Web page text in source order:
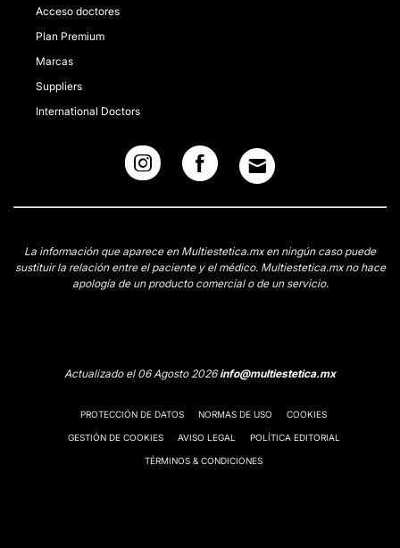
Acceso doctores
Plan Premium
Marcas
Suppliers
International Doctors
La información que aparece en Multiestetica.mx en ningún caso puede
sustituir la relación entre el paciente y el médico. Multiestetica.mx no hace
apología de un producto comercial o de un servicio.
Actualizado el 06 Agosto 2026info@multiestetica.mx
PROTECCIÓN DE DATOS NORMAS DE USO COOKIES
GESTIÓN DE COOKIES AVISO LEGAL POLÍTICA EDITORIAL
TÉRMINOS & CONDICIONES